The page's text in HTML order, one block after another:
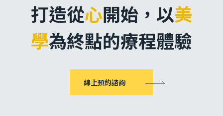
打造從心開始， 以美
學為終點的療程體驗
線上預約諮詢